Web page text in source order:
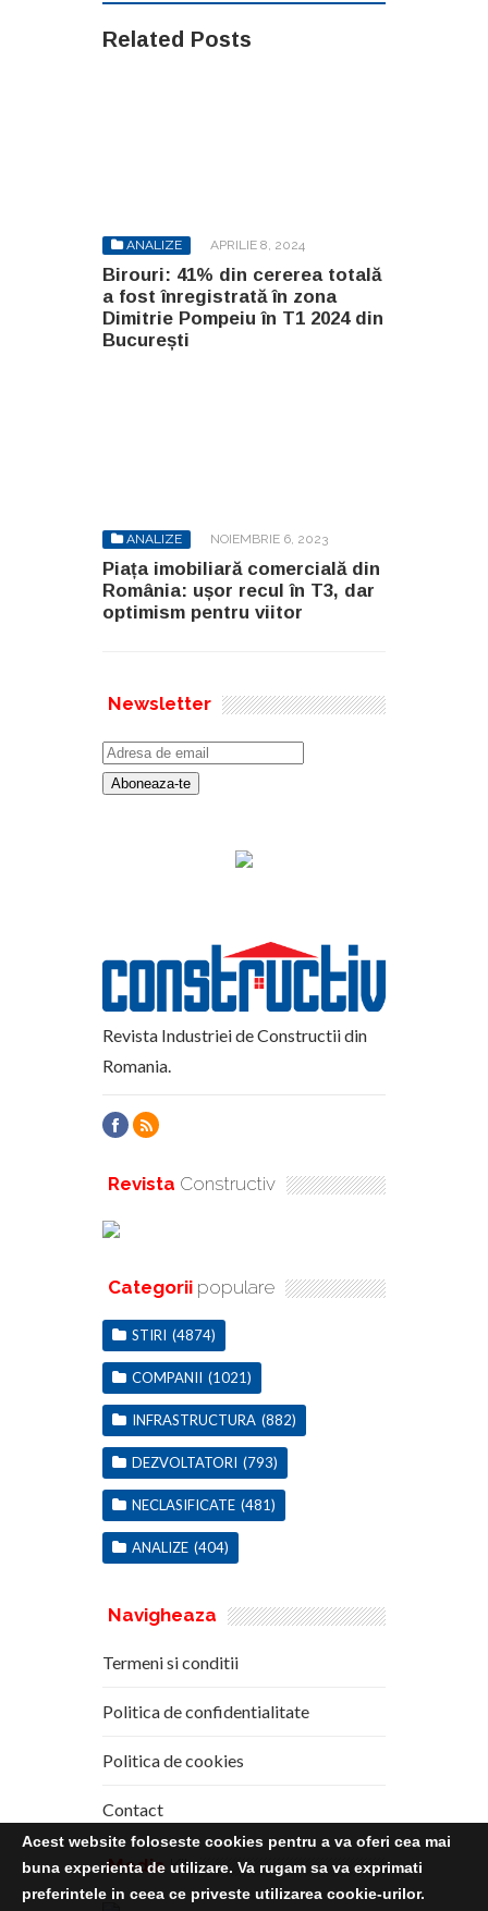
Related Posts
ANALIZE APRILIE 8, 2024
Birouri: 41% din cererea totală
a fost înregistrată în zona
Dimitrie Pompeiu în T1 2024 din
București
ANALIZE NOIEMBRIE 6, 2023
Piața imobiliară comercială din
România: ușor recul în T3, dar
optimism pentru viitor
Newsletter
Revista Industriei de Constructii din
Romania.
Revista Constructiv
Categorii populare
STIRI (4874)
COMPANII (1021)
INFRASTRUCTURA (882)
DEZVOLTATORI (793)
NECLASIFICATE (481)
ANALIZE (404)
Navigheaza
Termeni si conditii
Politica de confidentialitate
Politica de cookies
Contact
Media Kit
Acest website foloseste cookies pentru a va oferi cea mai
buna experienta de utilizare. Va rugam sa va exprimati
preferintele in ceea ce priveste utilizarea cookie-urilor.